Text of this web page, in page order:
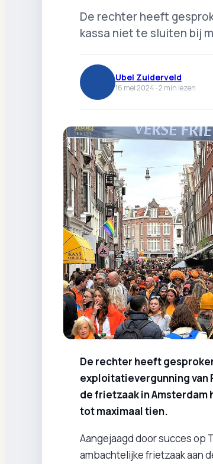
De rechter heeft
kassa niet te sluiten bij
Ubel Zuiderveld
16 mei 2024 ·2 min lezen
De rechter heeft
exploitatievergunning van
de frietzaak in
tot maximaal tien.
Aangejaagd door succes op
ambachtelijke frietzaak aan